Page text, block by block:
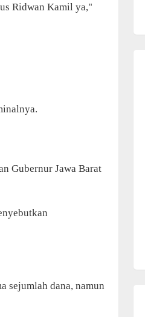
Ridwan Kamil ya,"
Gubernur Jawa Barat
sejumlah dana, namun